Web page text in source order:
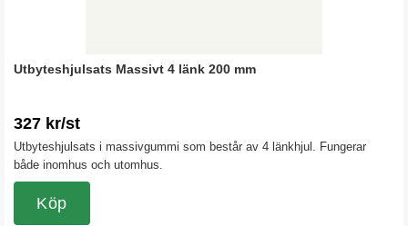
Utbyteshjulsats Massivt 4 länk 200 mm
327 kr/st
Utbyteshjulsats i massivgummi som består av 4 länkhjul. Fungerar
både inomhus och utomhus.
Köp